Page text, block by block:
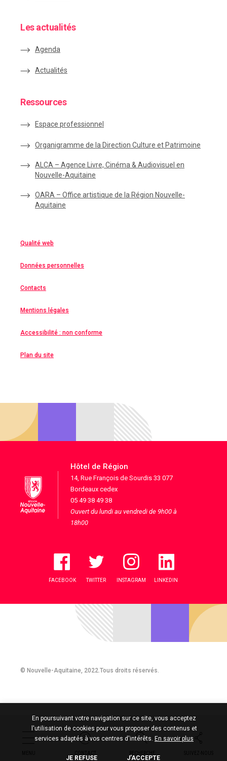
Les actualités
Agenda
Actualités
Ressources
Espace professionnel
Organigramme de la Direction Culture et Patrimoine
ALCA – Agence Livre, Cinéma & Audiovisuel en
Nouvelle-Aquitaine
OARA – Office artistique de la Région Nouvelle-
Aquitaine
Qualité web
Données personnelles
Contacts
Mentions légales
Accessibilité : non conforme
Plan du site
Hôtel de Région
14, Rue François de Sourdis 33 077
Bordeaux cedex
05 49 38 49 38
Ouvert du lundi au vendredi de 9h00 à
18h00
FACEBOOK TWITTER INSTAGRAM LINKEDIN
© Nouvelle-Aquitaine, 2022.Tous droits réservés.
En poursuivant votre navigation sur ce site, vous acceptez
l'utilisation de cookies pour vous proposer des contenus et
services adaptés à vos centres d'intérêts. En savoir plus
JE REFUSE J’ACCEPTE